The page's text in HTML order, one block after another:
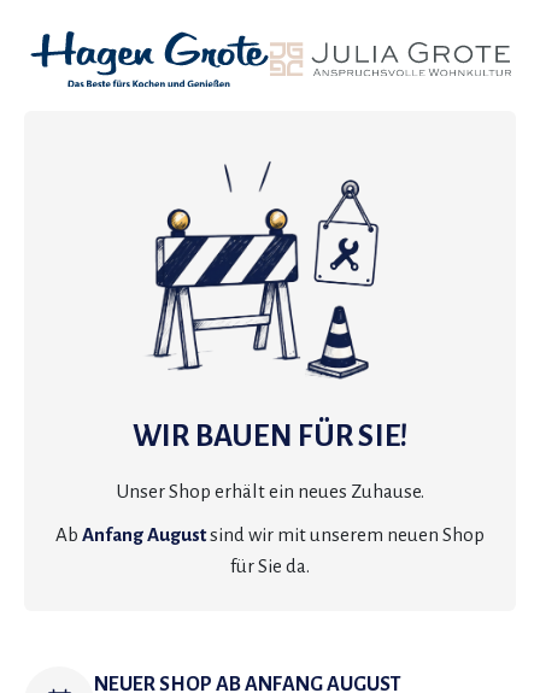
WIR BAUEN FÜR SIE!
Unser Shop erhält ein neues Zuhause.
Ab Anfang Augustsind wir mit unserem neuen Shop
für Sie da.
NEUER SHOP AB ANFANG AUGUST